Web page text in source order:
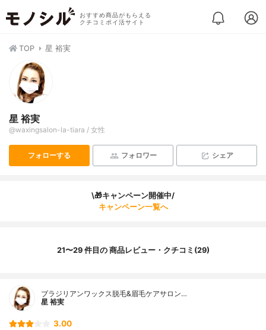
おすすめ商品がもらえる
クチコミポイ活サイト
TOP 星 裕実
星 裕実
@waxingsalon-la-tiara / 女性
フォローする フォロワー シェア
\🎁キャンペーン開催中/
キャンペーン一覧へ
21〜29 件目の 商品レビュー・クチコミ(29)
ブラジリアンワックス脱毛&眉毛ケアサロン…
星 裕実
3.00